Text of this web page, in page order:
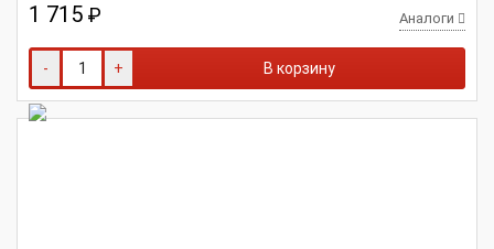
1 715 ₽ Аналоги
- + В корзину